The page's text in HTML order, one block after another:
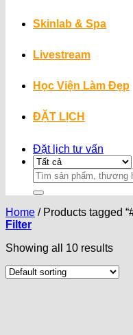
Skinlab & Spa
Livestream
Học Viện Làm Đẹp
ĐẶT LỊCH
Đặt lịch tư vấn
Search
for:
Home /Products tagged
Filter
Showing all 10 results